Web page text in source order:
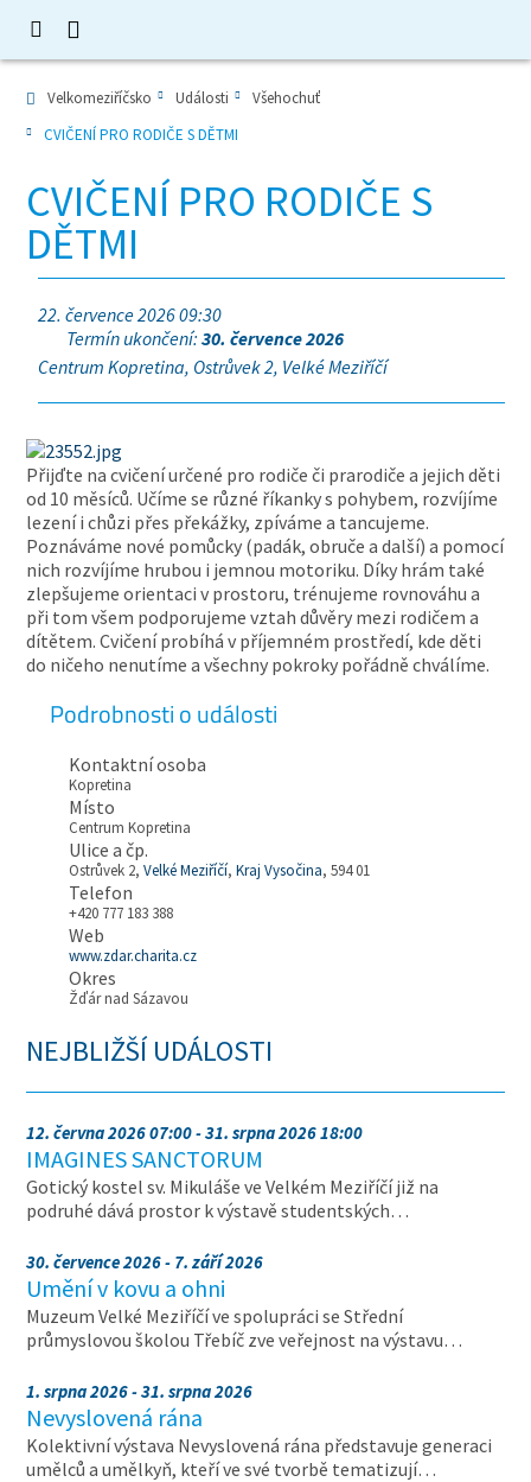
Velkomeziříčsko Události
Všehochuť
CVIČENÍ PRO RODIČE S DĚTMI
CVIČENÍ PRO RODIČE S
DĚTMI
22. července 2026 09:30
Termín ukončení:30. července 2026
Centrum Kopretina, Ostrůvek 2, Velké Meziříčí
Přijďte na cvičení určené pro rodiče či prarodiče a jejich děti
od 10 měsíců. Učíme se různé říkanky s pohybem, rozvíjíme
lezení i chůzi přes překážky, zpíváme a tancujeme.
Poznáváme nové pomůcky (padák, obruče a další) a pomocí
nich rozvíjíme hrubou i jemnou motoriku. Díky hrám také
zlepšujeme orientaci v prostoru, trénujeme rovnováhu a
při tom všem podporujeme vztah důvěry mezi rodičem a
dítětem. Cvičení probíhá v příjemném prostředí, kde děti
do ničeho nenutíme a všechny pokroky pořádně chválíme.
Podrobnosti o události
Kontaktní osoba
Kopretina
Místo
Centrum Kopretina
Ulice a čp.
Ostrůvek 2,Velké Meziříčí,Kraj Vysočina, 594 01
Telefon
+420 777 183 388
Web
www.zdar.charita.cz
Okres
Žďár nad Sázavou
NEJBLIŽŠÍ UDÁLOSTI
12. června 2026 07:00 - 31. srpna 2026 18:00
IMAGINES SANCTORUM
Gotický kostel sv. Mikuláše ve Velkém Meziříčí již na
podruhé dává prostor k výstavě studentských…
30. července 2026 - 7. září 2026
Umění v kovu a ohni
Muzeum Velké Meziříčí ve spolupráci se Střední
průmyslovou školou Třebíč zve veřejnost na výstavu…
1. srpna 2026 - 31. srpna 2026
Nevyslovená rána
Kolektivní výstava Nevyslovená rána představuje generaci
umělců a umělkyň, kteří ve své tvorbě tematizují…